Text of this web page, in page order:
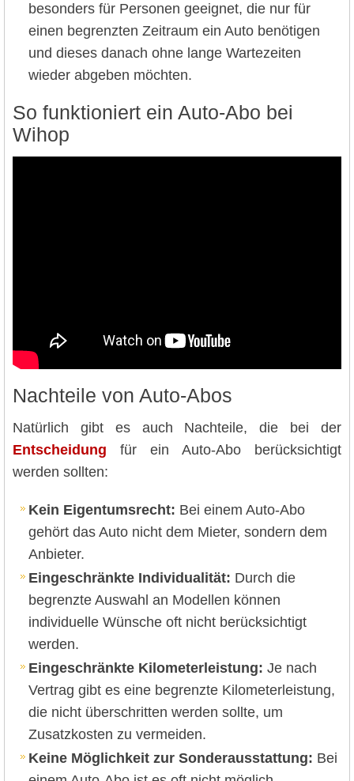
besonders für Personen geeignet, die nur für
einen begrenzten Zeitraum ein Auto benötigen
und dieses danach ohne lange Wartezeiten
wieder abgeben möchten.
So funktioniert ein Auto-Abo bei
Wihop
Nachteile von Auto-Abos
Natürlich gibt es auch Nachteile, die bei der
Entscheidung für ein Auto-Abo berücksichtigt
werden sollten:
Kein Eigentumsrecht: Bei einem Auto-Abo
gehört das Auto nicht dem Mieter, sondern dem
Anbieter.
Eingeschränkte Individualität: Durch die
begrenzte Auswahl an Modellen können
individuelle Wünsche oft nicht berücksichtigt
werden.
Eingeschränkte Kilometerleistung: Je nach
Vertrag gibt es eine begrenzte Kilometerleistung,
die nicht überschritten werden sollte, um
Zusatzkosten zu vermeiden.
Keine Möglichkeit zur Sonderausstattung: Bei